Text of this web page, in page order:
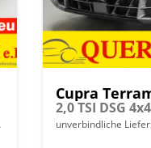
Cupra
2,0 TSI DSG
unverbindliche